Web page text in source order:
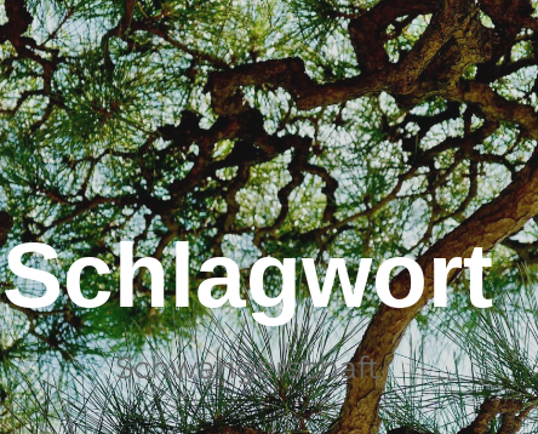
Schlagwort
Schwangerschaft